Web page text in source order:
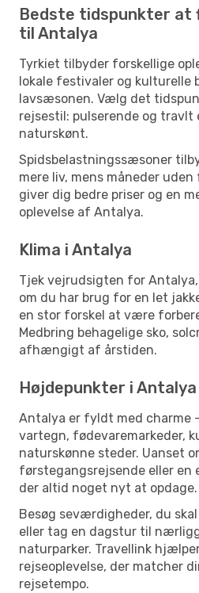
Bedste tidspunkter at
til Antalya
Tyrkiet tilbyder forskellige
lokale festivaler og kulturelle
lavsæsonen. Vælg det
rejsestil: pulserende og travlt
naturskønt.
Spidsbelastningssæsoner
mere liv, mens måneder
giver dig bedre priser og en
oplevelse af Antalya.
Klima i Antalya
Tjek vejrudsigten for
om du har brug for en let
en stor forskel at være
Medbring behagelige sko,
afhængigt af årstiden.
Højdepunkter i Antalya
Antalya er fyldt med charme
vartegn, fødevaremarkeder,
naturskønne steder. Uanset
førstegangsrejsende eller en
der altid noget nyt at opdage.
Besøg seværdigheder, du skal
eller tag en dagstur til
naturparker. Travellink
rejseoplevelse, der matcher
rejsetempo.